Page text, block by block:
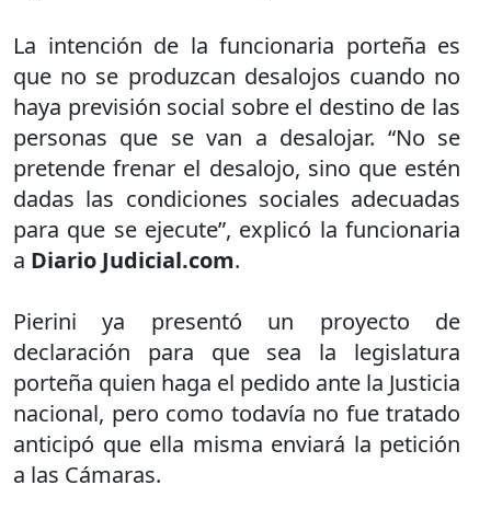
La intención de la funcionaria porteña es
que no se produzcan desalojos cuando no
haya previsión social sobre el destino de las
personas que se van a desalojar. “No se
pretende frenar el desalojo, sino que estén
dadas las condiciones sociales adecuadas
para que se ejecute”, explicó la funcionaria
a Diario Judicial.com.
Pierini ya presentó un proyecto de
declaración para que sea la legislatura
porteña quien haga el pedido ante la Justicia
nacional, pero como todavía no fue tratado
anticipó que ella misma enviará la petición
a las Cámaras.